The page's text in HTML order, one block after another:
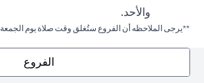
والأحد.
**يرجى الملاحظه أن الفروع ستُغلق وقت صلاة يوم الجمعة
الفروع